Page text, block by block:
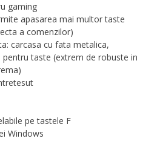
gaming
apasarea mai multor taste
a comenzilor)
carcasa cu fata metalica,
taste (extrem de robuste in
pe tastele F
Windows